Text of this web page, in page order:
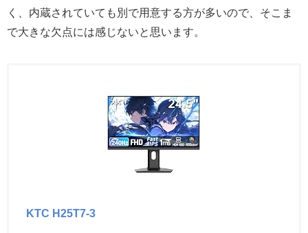
く、内蔵されていても別で用意する方が多いので、そこま
で大きな欠点には感じないと思います。
KTC H25T7-3